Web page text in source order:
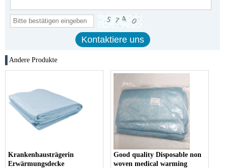
Andere Produkte
Krankenhausträgerin
Erwärmungsdecke
Good quality Disposable non
woven medical warming